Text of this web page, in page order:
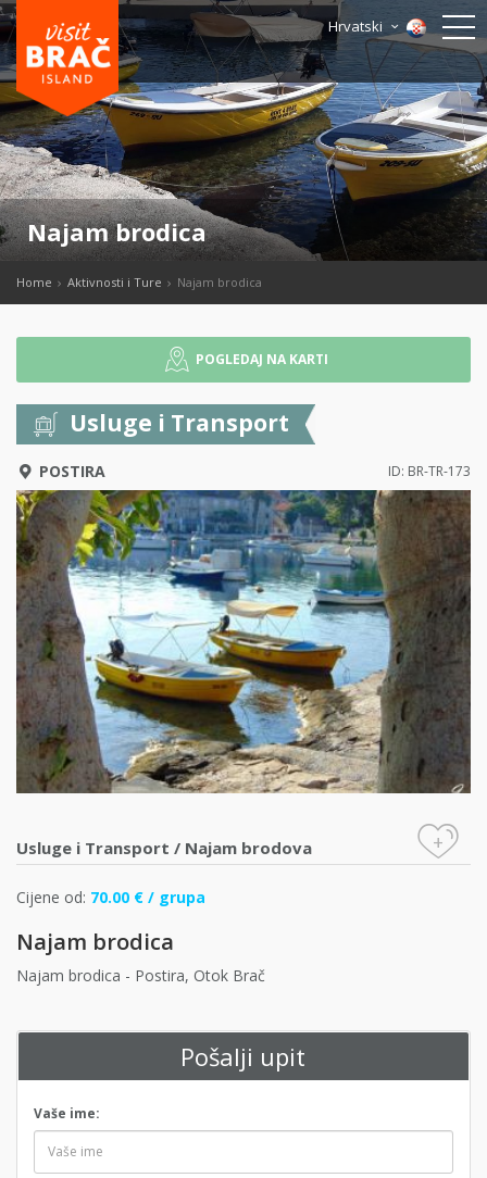
Hrvatski
Najam brodica
Home Aktivnosti i Ture Najam brodica
POGLEDAJ NA KARTI
Usluge i Transport
POSTIRA ID: BR-TR-173
Usluge i Transport / Najam brodova +
Cijene od: 70.00 € / grupa
Najam brodica
Najam brodica - Postira, Otok Brač
Pošalji upit
Vaše ime: